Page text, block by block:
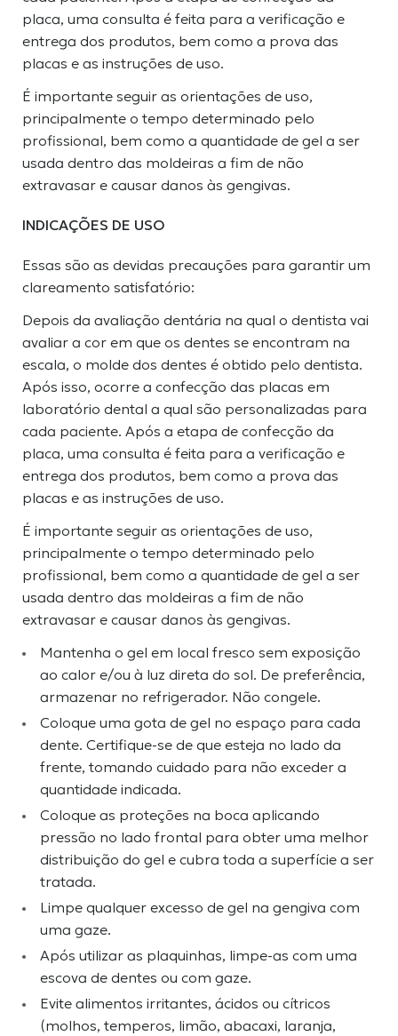
placa, uma consulta é feita para a verificação e
entrega dos produtos, bem como a prova das
placas e as instruções de uso.
É importante seguir as orientações de uso,
principalmente o tempo determinado pelo
profissional, bem como a quantidade de gel a ser
usada dentro das moldeiras a fim de não
extravasar e causar danos às gengivas.
INDICAÇÕES DE USO
Essas são as devidas precauções para garantir um
clareamento satisfatório:
Depois da avaliação dentária na qual o dentista vai
avaliar a cor em que os dentes se encontram na
escala, o molde dos dentes é obtido pelo dentista.
Após isso, ocorre a confecção das placas em
laboratório dental a qual são personalizadas para
cada paciente. Após a etapa de confecção da
placa, uma consulta é feita para a verificação e
entrega dos produtos, bem como a prova das
placas e as instruções de uso.
É importante seguir as orientações de uso,
principalmente o tempo determinado pelo
profissional, bem como a quantidade de gel a ser
usada dentro das moldeiras a fim de não
extravasar e causar danos às gengivas.
Mantenha o gel em local fresco sem exposição
ao calor e/ou à luz direta do sol. De preferência,
armazenar no refrigerador. Não congele.
Coloque uma gota de gel no espaço para cada
dente. Certifique-se de que esteja no lado da
frente, tomando cuidado para não exceder a
quantidade indicada.
Coloque as proteções na boca aplicando
pressão no lado frontal para obter uma melhor
distribuição do gel e cubra toda a superfície a ser
tratada.
Limpe qualquer excesso de gel na gengiva com
uma gaze.
Após utilizar as plaquinhas, limpe-as com uma
escova de dentes ou com gaze.
Evite alimentos irritantes, ácidos ou cítricos
(molhos, temperos, limão, abacaxi, laranja,